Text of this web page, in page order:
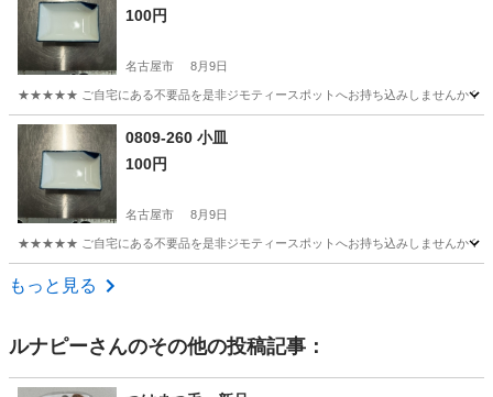
100円
名古屋市 8月9日
★★★★★ ご自宅にある不要品を是非ジモティースポットへお持ち込みしませんか？
愛知 名古屋市 小皿
0809-260 小皿
100円
名古屋市 8月9日
★★★★★ ご自宅にある不要品を是非ジモティースポットへお持ち込みしませんか？
愛知 名古屋市
もっと見る
ルナピーさんのその他の投稿記事：